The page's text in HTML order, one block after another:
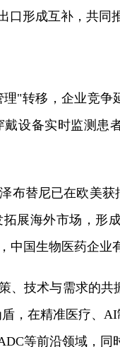
形成互补，共同
"转移，企业竞争
设备实时监测患
布替尼已在欧美
展海外市场，形
国生物医药企业
、技术与需求的
，在精准医疗、
等前沿领域，同